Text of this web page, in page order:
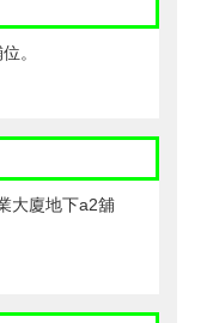
。
大廈地下a2舖